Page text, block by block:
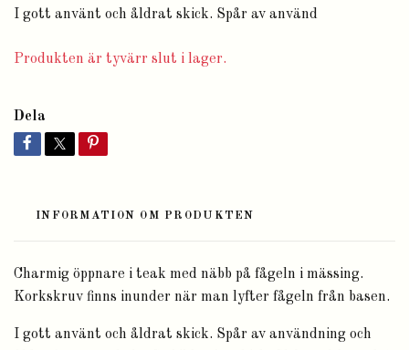
I gott använt och åldrat skick. Spår av använd
Produkten är tyvärr slut i lager.
Dela
INFORMATION OM PRODUKTEN
Charmig öppnare i teak med näbb på fågeln i mässing.
Korkskruv finns inunder när man lyfter fågeln från basen.
I gott använt och åldrat skick. Spår av användning och